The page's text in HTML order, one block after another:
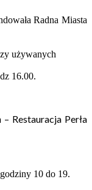
Radna Miasta
używanych
16.00.
Restauracja Perła
10 do 19.